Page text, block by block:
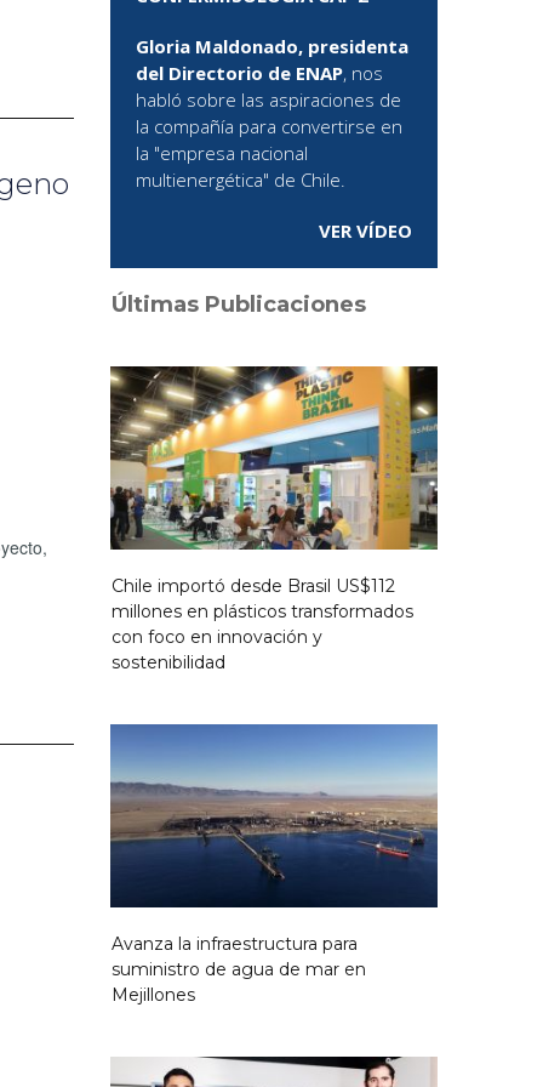
Gloria Maldonado, presidenta
del Directorio de ENAP, nos
habló sobre las aspiraciones de
la compañía para convertirse en
la "empresa nacional
multienergética" de Chile.
VER VÍDEO
Últimas Publicaciones
Chile importó desde Brasil US$112
millones en plásticos transformados
con foco en innovación y
sostenibilidad
Avanza la infraestructura para
suministro de agua de mar en
Mejillones